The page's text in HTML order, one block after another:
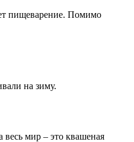
пищеварение. Помимо
на зиму.
весь мир – это квашеная